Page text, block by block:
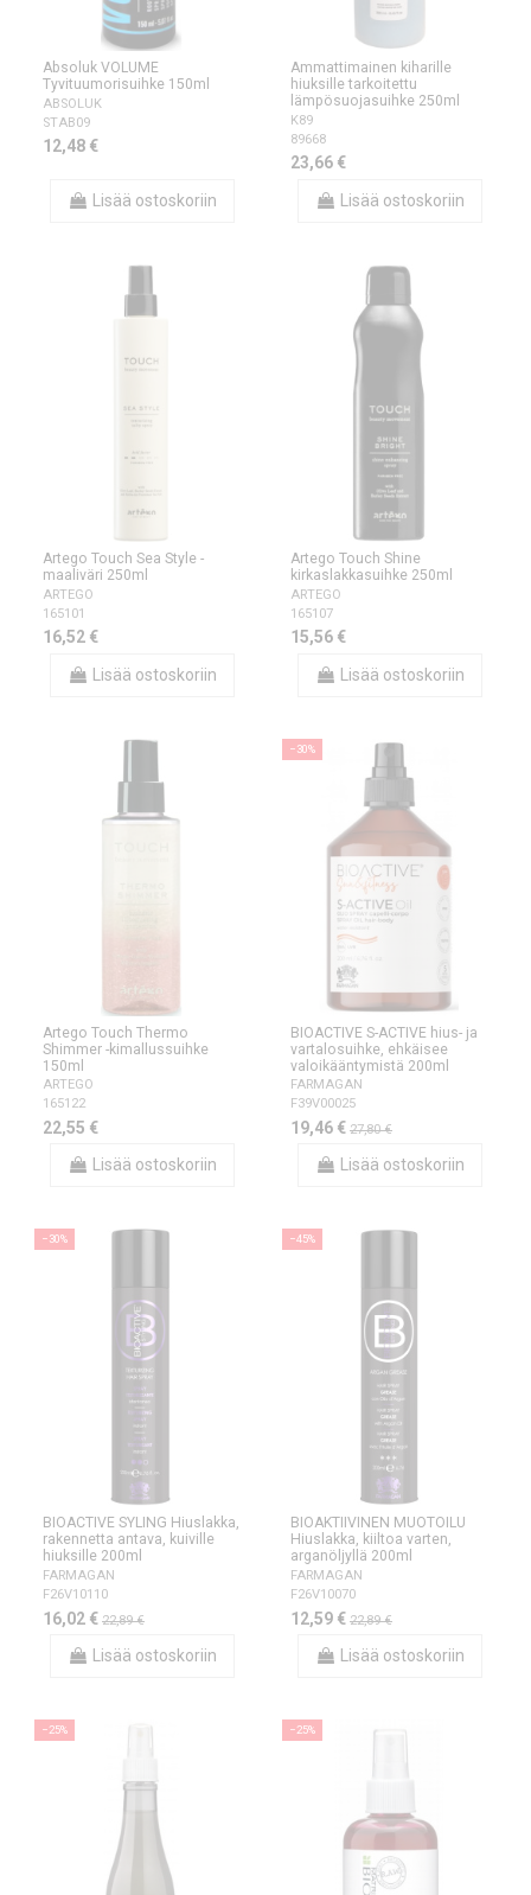
Absoluk VOLUME
Tyvituumorisuihke 150ml
ABSOLUK
STAB09
12,48 €
Lisää ostoskoriin
Ammattimainen kiharille
hiuksille tarkoitettu
lämpösuojasuihke 250ml
K89
89668
23,66 €
Lisää ostoskoriin
Artego Touch Sea Style -
maaliväri 250ml
ARTEGO
165101
16,52 €
Lisää ostoskoriin
Artego Touch Shine
kirkaslakkasuihke 250ml
ARTEGO
165107
15,56 €
Lisää ostoskoriin
Artego Touch Thermo
Shimmer -kimallussuihke
150ml
ARTEGO
165122
22,55 €
Lisää ostoskoriin
−30%
BIOACTIVE S-ACTIVE hius- ja
vartalosuihke, ehkäisee
valoikääntymistä 200ml
FARMAGAN
F39V00025
19,46 € 27,80 €
Lisää ostoskoriin
−30%
BIOACTIVE SYLING Hiuslakka,
rakennetta antava, kuiville
hiuksille 200ml
FARMAGAN
F26V10110
16,02 € 22,89 €
Lisää ostoskoriin
−45%
BIOAKTIIVINEN MUOTOILU
Hiuslakka, kiiltoa varten,
arganöljyllä 200ml
FARMAGAN
F26V10070
12,59 € 22,89 €
Lisää ostoskoriin
−25% −25%